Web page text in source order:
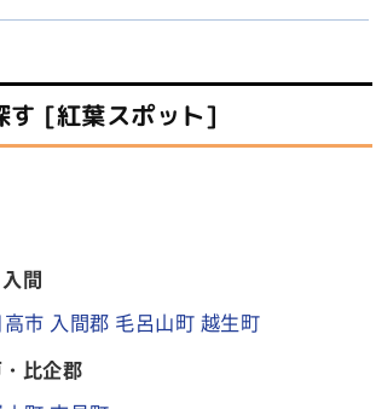
す [紅葉スポット]
間
高市 入間郡 毛呂山町 越生町
比企郡